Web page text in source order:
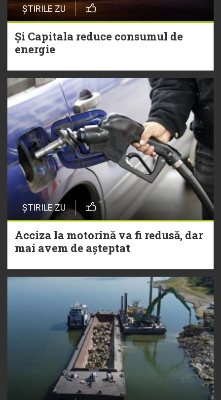
ȘTIRILE ZU
Și Capitala reduce consumul de
energie
ȘTIRILE ZU
Acciza la motorină va fi redusă, dar
mai avem de așteptat